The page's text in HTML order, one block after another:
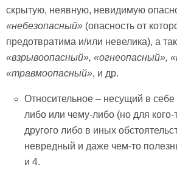
скрытую, неявную, невидимую
«небезопасный» (опасность от
предотвратима и/или невелика), а
«взрывоопасный», «огнеопасный»,
«травмоопасный», и др.
Относительное – несущий в себе
либо или чему-либо (но для кого-
другого либо в иных
невредный и даже чем-то
и 4.